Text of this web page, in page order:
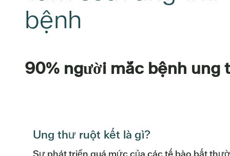
bệnh
90% người mắc bệnh ung
Ung thư ruột kết là gì?